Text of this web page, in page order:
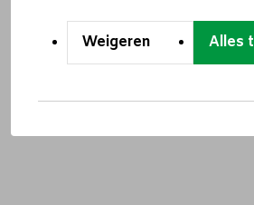
Weigeren Alles